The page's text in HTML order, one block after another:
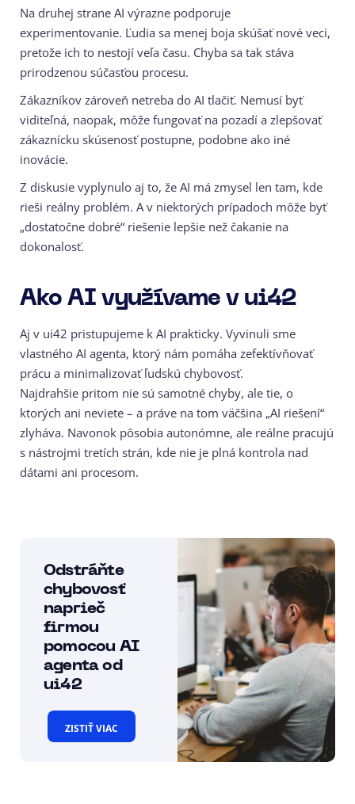
Na druhej strane AI výrazne podporuje
experimentovanie. Ľudia sa menej boja skúšať nové veci,
pretože ich to nestojí veľa času. Chyba sa tak stáva
prirodzenou súčasťou procesu.
Zákazníkov zároveň netreba do AI tlačiť. Nemusí byť
viditeľná, naopak, môže fungovať na pozadí a zlepšovať
zákaznícku skúsenosť postupne, podobne ako iné
inovácie.
Z diskusie vyplynulo aj to, že AI má zmysel len tam, kde
rieši reálny problém. A v niektorých prípadoch môže byť
„dostatočne dobré“ riešenie lepšie než čakanie na
dokonalosť.
Ako AI využívame v ui42
Aj v ui42 pristupujeme k AI prakticky. Vyvinuli sme
vlastného AI agenta, ktorý nám pomáha zefektívňovať
prácu a minimalizovať ľudskú chybovosť.
Najdrahšie pritom nie sú samotné chyby, ale tie, o
ktorých ani neviete – a práve na tom väčšina „AI riešení“
zlyháva. Navonok pôsobia autonómne, ale reálne pracujú
s nástrojmi tretích strán, kde nie je plná kontrola nad
dátami ani procesom.
Odstráňte
chybovosť
naprieč
firmou
pomocou AI
agenta od
ui42
ZISTIŤ VIAC